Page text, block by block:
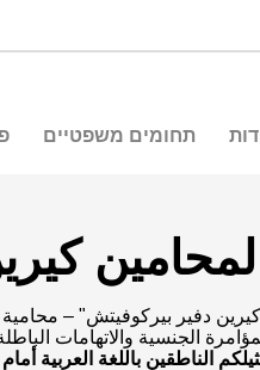
תחומים משפטיים
دفير بيركوفيتش" – محامية
الجنسية والاتهامات
الناطقين باللغة العربية